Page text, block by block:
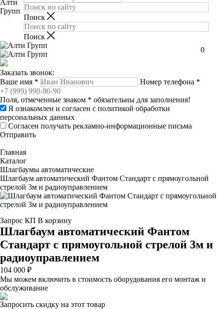
0
Заказать звонок:
Ваше имя * Номер телефона *
Поля, отмеченные знаком * обязательны для заполнения!
Я ознакомлен и согласен с политикой обработки
персональных данных
Согласен получать рекламно-информационные письма
Отправить
Главная
Каталог
Шлагбаумы автоматические
Шлагбаум автоматический Фантом Стандарт с прямоугольной
стрелой 3м и радиоуправлением
Запрос КП В корзину
Шлагбаум автоматический Фантом
Стандарт с прямоугольной стрелой 3м и
радиоуправлением
104 000 ₽
Мы можем включить в стоимость оборудования его монтаж и
обслуживание
Запросить скидку на этот товар